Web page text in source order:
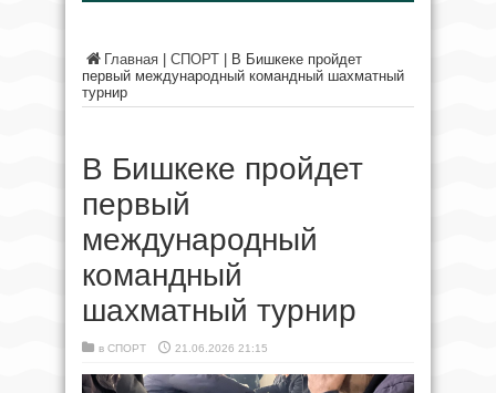
Главная СПОРТ
В Бишкеке пройдет
первый международный командный шахматный
турнир
В Бишкеке пройдет
первый
международный
командный
шахматный турнир
в СПОРТ 21.06.2026 21:15